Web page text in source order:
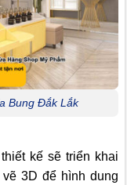
Bung Đắk Lắk
kế sẽ triển khai
3D để hình dung